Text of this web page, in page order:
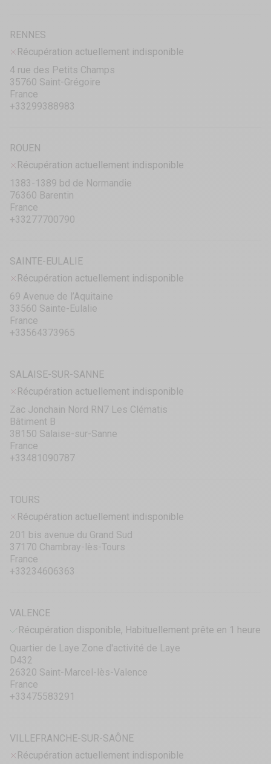
RENNES
Récupération actuellement indisponible
4 rue des Petits Champs
35760 Saint-Grégoire
France
+33299388983
ROUEN
Récupération actuellement indisponible
1383-1389 bd de Normandie
76360 Barentin
France
+33277700790
SAINTE-EULALIE
Récupération actuellement indisponible
69 Avenue de l’Aquitaine
33560 Sainte-Eulalie
France
+33564373965
SALAISE-SUR-SANNE
Récupération actuellement indisponible
Zac Jonchain Nord RN7 Les Clématis
Bâtiment B
38150 Salaise-sur-Sanne
France
+33481090787
TOURS
Récupération actuellement indisponible
201 bis avenue du Grand Sud
37170 Chambray-lès-Tours
France
+33234606363
VALENCE
Récupération disponible, Habituellement prête en 1 heure
Quartier de Laye Zone d'activité de Laye
D432
26320 Saint-Marcel-lès-Valence
France
+33475583291
VILLEFRANCHE-SUR-SAÔNE
Récupération actuellement indisponible